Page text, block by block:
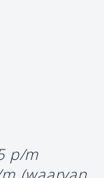
p/m